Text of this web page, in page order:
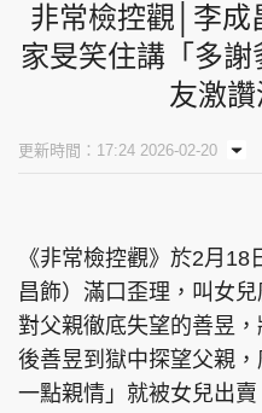
非常檢控觀│李成
家旻笑住講「多
友激讚
更新時間：17:24 2026-02-20
《非常檢控觀》於2月
昌飾）滿口歪理，叫女
對父親徹底失望的善昱
後善昱到獄中探望父親
一點親情」就被女兒出